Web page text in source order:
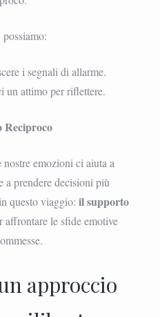
i segnali di allarme.
un attimo per riflettere.
Reciproco
nostre emozioni ci aiuta a
a prendere decisioni più
questo viaggio: il supporto
affrontare le sfide emotive
approccio